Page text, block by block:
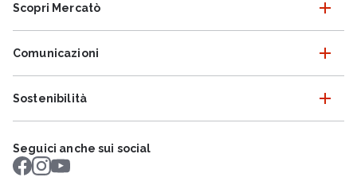
Scopri Mercatò
Comunicazioni
Sostenibilità
Seguici anche sui social